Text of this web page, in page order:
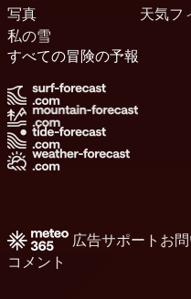
写真
私の雪
天気フ
すべての冒険の予報
広告サポート お
コメント